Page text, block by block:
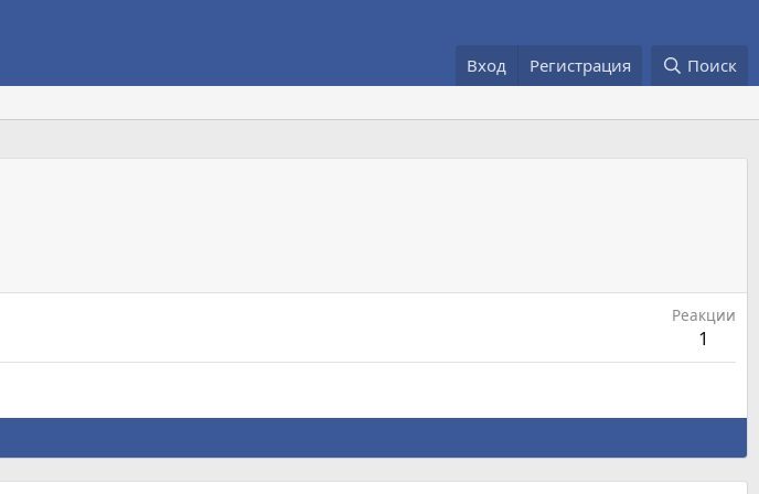
Вход Регистрация Поиск
Реакции
1